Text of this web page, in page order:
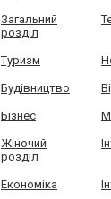
Загальний
розділ
Туризм
Будівництво
Бізнес
Жіночий
розділ
Економіка